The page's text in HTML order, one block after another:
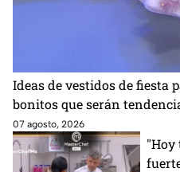
Ideas de vestidos de fiesta
bonitos que serán
07 agosto, 2026
"Hoy